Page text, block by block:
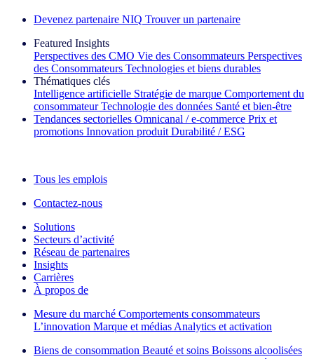
Devenez partenaire NIQ Trouver un partenaire
Featured Insights
Perspectives des CMO Vie des Consommateurs Perspectives
des Consommateurs Technologies et biens durables
Thématiques clés
Intelligence artificielle Stratégie de marque Comportement du
consommateur Technologie des données Santé et bien‑être
Tendances sectorielles Omnicanal / e‑commerce Prix et
promotions Innovation produit Durabilité / ESG
Tous les emplois
Contactez-nous
Solutions
Secteurs d’activité
Réseau de partenaires
Insights
Carrières
À propos de
Mesure du marché Comportements consommateurs
L’innovation Marque et médias Analytics et activation
Biens de consommation Beauté et soins Boissons alcoolisées